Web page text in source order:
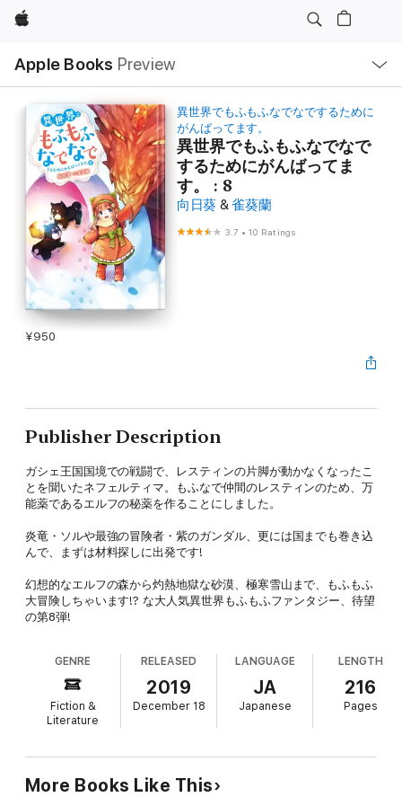
Apple
Apple Books Preview
Nav
Open
Menu
異世界でもふもふなでなでするために
がんばってます。
異世界でもふもふなでなで
するためにがんばってま
す。 : 8
向日葵 & 雀葵蘭
3.7 •10 Ratings
¥950
Publisher Description
ガシェ王国国境での戦闘で、レスティンの片脚が動かなくなったこ
とを聞いたネフェルティマ。もふなで仲間のレスティンのため、万
能薬であるエルフの秘薬を作ることにしました。
炎竜・ソルや最強の冒険者・紫のガンダル、更には国までも巻き込
んで、まずは材料探しに出発です!
幻想的なエルフの森から灼熱地獄な砂漠、極寒雪山まで、もふもふ
大冒険しちゃいます!? な大人気異世界もふもふファンタジー、待望
の第8弾!
GENRE
Fiction &
Literature
RELEASED
2019
December 18
LANGUAGE
JA
Japanese
LENGTH
216
Pages
More Books Like This